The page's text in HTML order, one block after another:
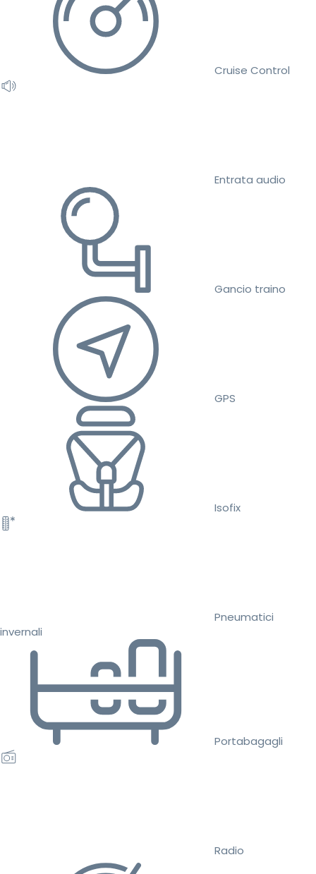
Cruise Control
Entrata audio
Gancio traino
GPS
Isofix
Pneumatici
invernali
Portabagagli
Radio